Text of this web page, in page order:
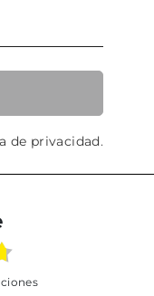
de privacidad.